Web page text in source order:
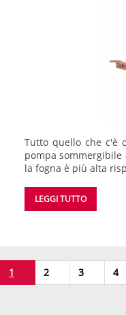
Tutto quello che c'è
pompa
la fogna è più alta
LEGGI TUTTO
1 2 3 4